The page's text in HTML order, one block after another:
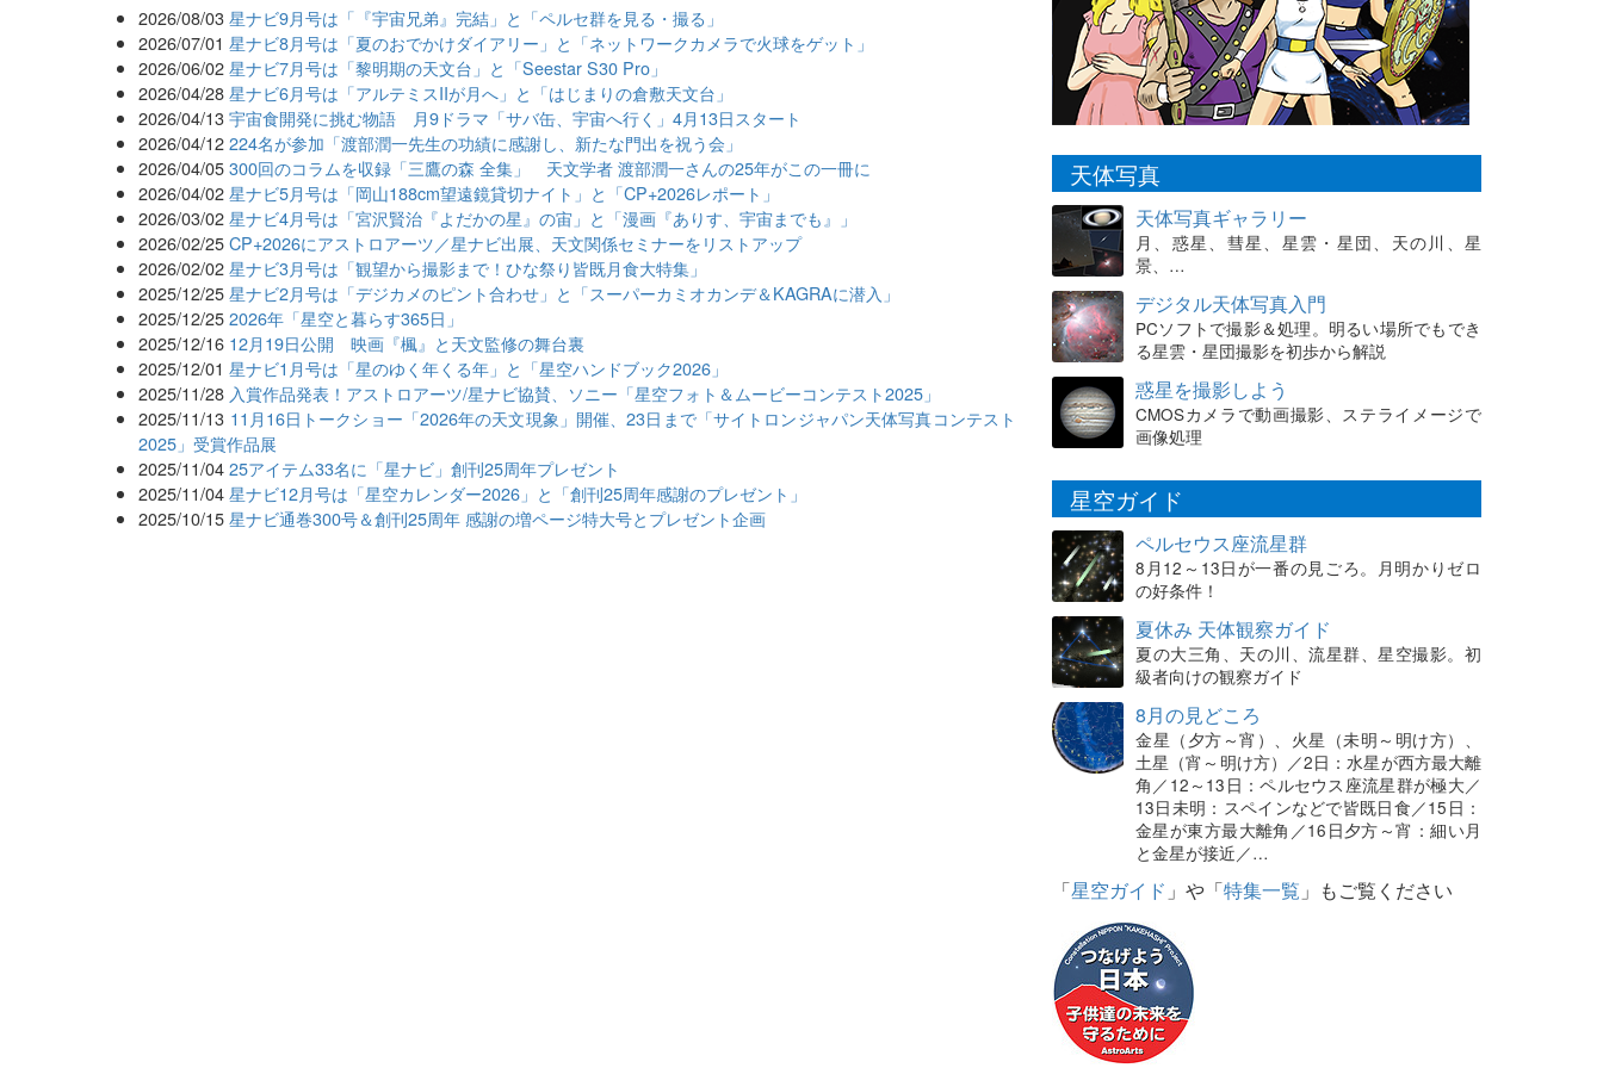
2026/08/03 星ナビ9月号は「『宇宙兄弟』完結」と「ペルセ群を見る・撮る」
2026/07/01 星ナビ8月号は「夏のおでかけダイアリー」と「ネットワークカメラで火球をゲット」
2026/06/02 星ナビ7月号は「黎明期の天文台」と「Seestar S30 Pro」
2026/04/28 星ナビ6月号は「アルテミスIIが月へ」と「はじまりの倉敷天文台」
2026/04/13 宇宙食開発に挑む物語 月9ドラマ「サバ缶、宇宙へ行く」4月13日スタート
2026/04/12 224名が参加「渡部潤一先生の功績に感謝し、新たな門出を祝う会」
2026/04/05 300回のコラムを収録「三鷹の森 全集」 天文学者 渡部潤一さんの25年がこの一冊に
2026/04/02 星ナビ5月号は「岡山188cm望遠鏡貸切ナイト」と「CP+2026レポート」
2026/03/02 星ナビ4月号は「宮沢賢治『よだかの星』の宙」と「漫画『ありす、宇宙までも』」
2026/02/25 CP+2026にアストロアーツ／星ナビ出展、天文関係セミナーをリストアップ
2026/02/02 星ナビ3月号は「観望から撮影まで！ひな祭り皆既月食大特集」
2025/12/25 星ナビ2月号は「デジカメのピント合わせ」と「スーパーカミオカンデ＆KAGRAに潜入」
2025/12/25 2026年「星空と暮らす365日」
2025/12/16 12月19日公開 映画『楓』と天文監修の舞台裏
2025/12/01 星ナビ1月号は「星のゆく年くる年」と「星空ハンドブック2026」
2025/11/28 入賞作品発表！アストロアーツ/星ナビ協賛、ソニー「星空フォト＆ムービーコンテスト2025」
2025/11/13 11月16日トークショー「2026年の天文現象」開催、23日まで「サイトロンジャパン天体写真コンテスト
2025」受賞作品展
2025/11/04 25アイテム33名に「星ナビ」創刊25周年プレゼント
2025/11/04 星ナビ12月号は「星空カレンダー2026」と「創刊25周年感謝のプレゼント」
2025/10/15 星ナビ通巻300号＆創刊25周年 感謝の増ページ特大号とプレゼント企画
天体写真
天体写真ギャラリー
月、惑星、彗星、星雲・星団、天の川、星
景、…
デジタル天体写真入門
PCソフトで撮影＆処理。明るい場所でもでき
る星雲・星団撮影を初歩から解説
惑星を撮影しよう
CMOSカメラで動画撮影、ステライメージで
画像処理
星空ガイド
ペルセウス座流星群
8月12～13日が一番の見ごろ。月明かりゼロ
の好条件！
夏休み 天体観察ガイド
夏の大三角、天の川、流星群、星空撮影。初
級者向けの観察ガイド
8月の見どころ
金星（夕方～宵）、火星（未明～明け方）、
土星（宵～明け方）／2日：水星が西方最大離
角／12～13日：ペルセウス座流星群が極大／
13日未明：スペインなどで皆既日食／15日：
金星が東方最大離角／16日夕方～宵：細い月
と金星が接近／…
「星空ガイド 」や「特集一覧 」もご覧ください